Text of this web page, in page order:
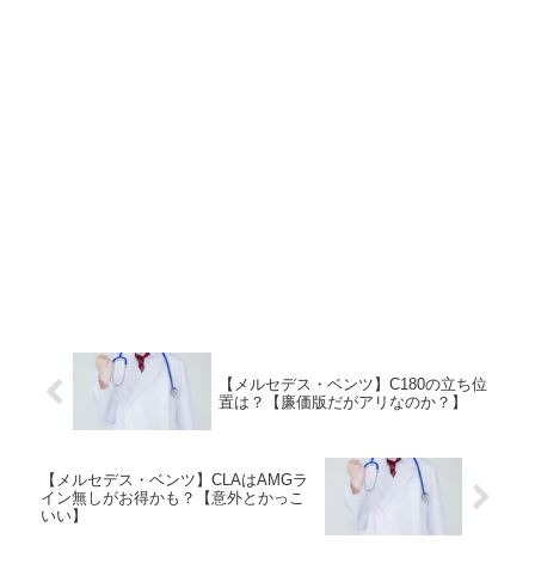
【メルセデス・ベンツ】C180の立ち位
置は？【廉価版だがアリなのか？】
【メルセデス・ベンツ】CLAはAMGラ
イン無しがお得かも？【意外とかっこ
いい】